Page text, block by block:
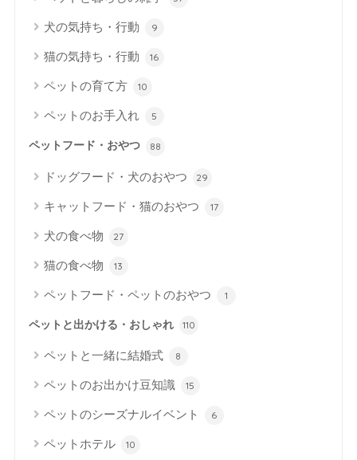
犬の気持ち・行動 9
猫の気持ち・行動 16
ペットの育て方 10
ペットのお手入れ 5
ペットフード・おやつ 88
ドッグフード・犬のおやつ 29
キャットフード・猫のおやつ 17
犬の食べ物 27
猫の食べ物 13
ペットフード・ペットのおやつ 1
ペットと出かける・おしゃれ 110
ペットと一緒に結婚式 8
ペットのお出かけ豆知識 15
ペットのシーズナルイベント 6
ペットホテル 10